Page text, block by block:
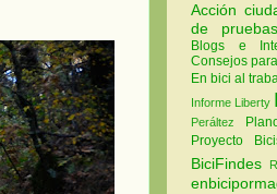
Acción
de pruebas
Blogs e
Consejos
En bici al
Informe Liberty
Peráltez
Proyecto
BiciFindes